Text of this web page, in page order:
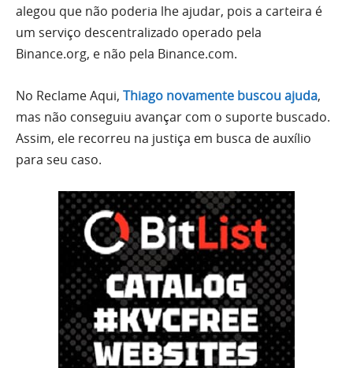
alegou que não poderia lhe ajudar, pois a carteira é
um serviço descentralizado operado pela
Binance.org, e não pela Binance.com.
No Reclame Aqui, Thiago novamente buscou ajuda,
mas não conseguiu avançar com o suporte buscado.
Assim, ele recorreu na justiça em busca de auxílio
para seu caso.